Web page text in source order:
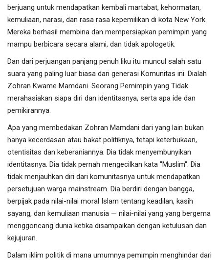
berjuang untuk mendapatkan kembali martabat, kehormatan,
kemuliaan, narasi, dan rasa rasa kepemilikan di kota New York.
Mereka berhasil membina dan mempersiapkan pemimpin yang
mampu berbicara secara alami, dan tidak apologetik.
Dan dari perjuangan panjang penuh liku itu muncul salah satu
suara yang paling luar biasa dari generasi Komunitas ini. Dialah
Zohran Kwame Mamdani. Seorang Pemimpin yang Tidak
merahasiakan siapa diri dan identitasnya, serta apa ide dan
pemikirannya.
Apa yang membedakan Zohran Mamdani dari yang lain bukan
hanya kecerdasan atau bakat politiknya, tetapi keterbukaan,
otentisitas dan keberaniannya. Dia tidak menyembunyikan
identitasnya. Dia tidak pernah mengecilkan kata "Muslim". Dia
tidak menjauhkan diri dari komunitasnya untuk mendapatkan
persetujuan warga mainstream. Dia berdiri dengan bangga,
berpijak pada nilai-nilai moral Islam tentang keadilan, kasih
sayang, dan kemuliaan manusia — nilai-nilai yang yang bergema
menggoncang dunia ketika disampaikan dengan ketulusan dan
kejujuran.
Dalam iklim politik di mana umumnya pemimpin menghindar dari